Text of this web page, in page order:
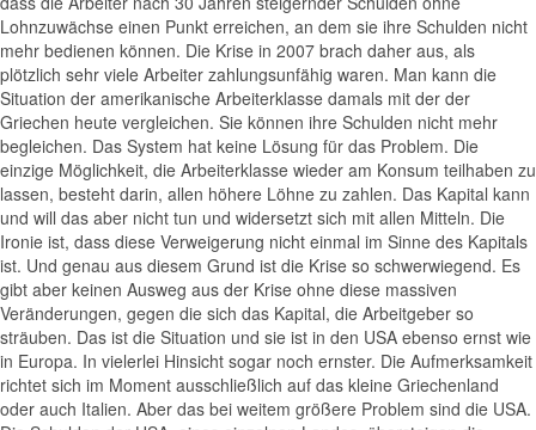
Lohnzuwächse einen Punkt erreichen, an dem sie ihre Schulden nicht
mehr bedienen können. Die Krise in 2007 brach daher aus, als
plötzlich sehr viele Arbeiter zahlungsunfähig waren. Man kann die
Situation der amerikanische Arbeiterklasse damals mit der der
Griechen heute vergleichen. Sie können ihre Schulden nicht mehr
begleichen. Das System hat keine Lösung für das Problem. Die
einzige Möglichkeit, die Arbeiterklasse wieder am Konsum teilhaben zu
lassen, besteht darin, allen höhere Löhne zu zahlen. Das Kapital kann
und will das aber nicht tun und widersetzt sich mit allen Mitteln. Die
Ironie ist, dass diese Verweigerung nicht einmal im Sinne des Kapitals
ist. Und genau aus diesem Grund ist die Krise so schwerwiegend. Es
gibt aber keinen Ausweg aus der Krise ohne diese massiven
Veränderungen, gegen die sich das Kapital, die Arbeitgeber so
sträuben. Das ist die Situation und sie ist in den USA ebenso ernst wie
in Europa. In vielerlei Hinsicht sogar noch ernster. Die Aufmerksamkeit
richtet sich im Moment ausschließlich auf das kleine Griechenland
oder auch Italien. Aber das bei weitem größere Problem sind die USA.